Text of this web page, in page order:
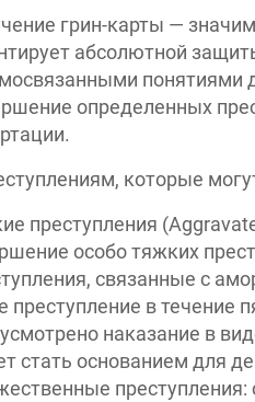
грин-карты —
абсолютной
понятиями
определенных
которые
преступления
особо тяжких
связанные с
преступление в течение
наказание в
стать основанием для
преступления: